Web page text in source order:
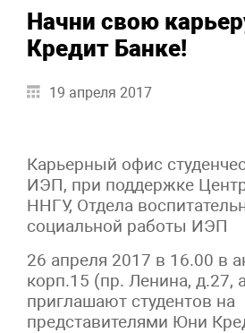
Начни свою
Кредит Банке!
19 апреля 2017
Карьерный офис
ИЭП, при поддержке
ННГУ, Отдела
социальной работы ИЭП
26 апреля 2017 в 16.00 в
корп.15 (пр. Ленина, д.27,
приглашают студентов на
представителями Юни